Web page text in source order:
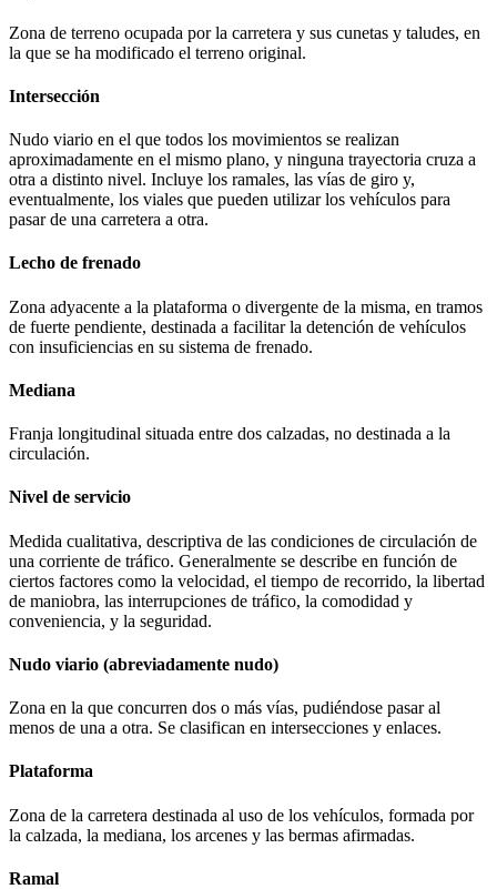
Zona de terreno ocupada por la carretera y sus cunetas y taludes, en
la que se ha modificado el terreno original.
Intersección
Nudo viario en el que todos los movimientos se realizan
aproximadamente en el mismo plano, y ninguna trayectoria cruza a
otra a distinto nivel. Incluye los ramales, las vías de giro y,
eventualmente, los viales que pueden utilizar los vehículos para
pasar de una carretera a otra.
Lecho de frenado
Zona adyacente a la plataforma o divergente de la misma, en tramos
de fuerte pendiente, destinada a facilitar la detención de vehículos
con insuficiencias en su sistema de frenado.
Mediana
Franja longitudinal situada entre dos calzadas, no destinada a la
circulación.
Nivel de servicio
Medida cualitativa, descriptiva de las condiciones de circulación de
una corriente de tráfico. Generalmente se describe en función de
ciertos factores como la velocidad, el tiempo de recorrido, la libertad
de maniobra, las interrupciones de tráfico, la comodidad y
conveniencia, y la seguridad.
Nudo viario (abreviadamente nudo)
Zona en la que concurren dos o más vías, pudiéndose pasar al
menos de una a otra. Se clasifican en intersecciones y enlaces.
Plataforma
Zona de la carretera destinada al uso de los vehículos, formada por
la calzada, la mediana, los arcenes y las bermas afirmadas.
Ramal